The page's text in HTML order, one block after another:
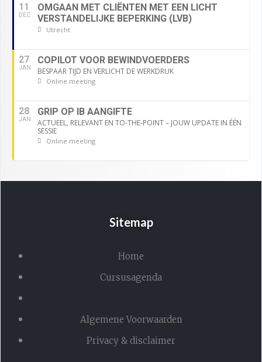
11
DEC
OMGAAN MET CLIËNTEN MET EEN LICHT
VERSTANDELIJKE BEPERKING (LVB)
Utrecht
27
JAN
COPILOT VOOR BEWINDVOERDERS
BESPAAR TIJD EN VERLICHT DE WERKDRUK
Online meeting
28
JAN
GRIP OP IB AANGIFTE
ACTUEEL, RELEVANT EN TO-THE-POINT – JOUW UPDATE IN ÉÉN
SESSIE
Online meeting
Sitemap
Home
Cursusagenda
Algemene Voorwaarden
Privacy & disclaimer